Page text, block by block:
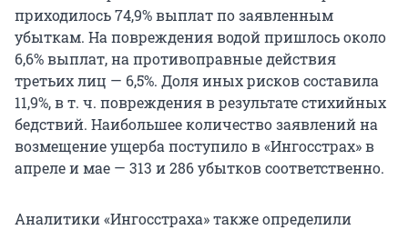
приходилось 74,9% выплат по заявленным
убыткам. На повреждения водой пришлось около
6,6% выплат, на противоправные действия
третьих лиц — 6,5%. Доля иных рисков составила
11,9%, в т. ч. повреждения в результате стихийных
бедствий. Наибольшее количество заявлений на
возмещение ущерба поступило в «Ингосстрах» в
апреле и мае — 313 и 286 убытков соответственно.
Аналитики «Ингосстраха» также определили